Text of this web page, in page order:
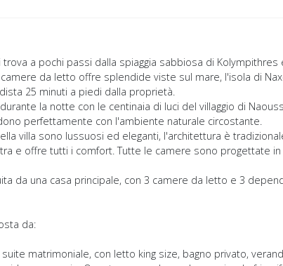
trova a pochi passi dalla spiaggia sabbiosa di
da letto offre splendide viste sul mare, l'isola di
25 minuti a piedi dalla proprietà.
la notte con le centinaia di luci del villaggio di
perfettamente con l'ambiente naturale circostante.
villa sono lussuosi ed eleganti, l'architettura è
e offre tutti i comfort. Tutte le camere sono progettate
da una casa principale, con 3 camere da letto e 3
da:
matrimoniale, con letto king size, bagno privato,